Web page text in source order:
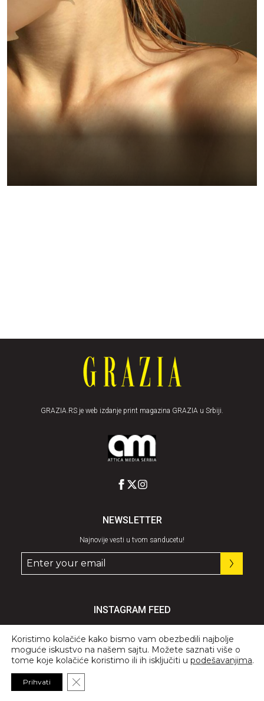
GRAZIA.RS je web izdanje print magazina GRAZIA u Srbiji.
NEWSLETTER
Najnovije vesti u tvom sanducetu!
INSTAGRAM FEED
© 2026 All Rights Reserved, GRAZIA.
Koristimo kolačiće kako bismo vam obezbedili najbolje
moguće iskustvo na našem sajtu. Možete saznati više o
tome koje kolačiće koristimo ili ih isključiti u podešavanjima.
Prihvati Close GDPR Cookie Banner